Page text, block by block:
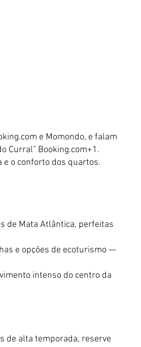
e Momondo, e falam
Curral” Booking.com+1 .
o conforto dos quartos.
de Mata Atlântica, perfeitas
e opções de ecoturismo —
intenso do centro da
de alta temporada, reserve